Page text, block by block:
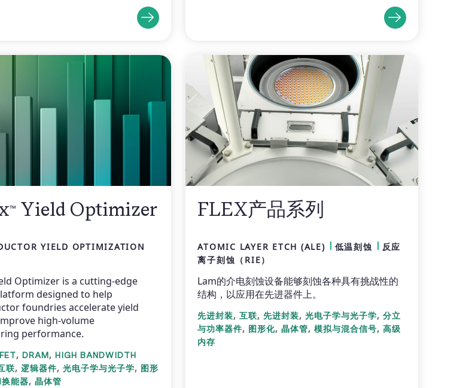
™ Yield Optimizer
YIELD OPTIMIZATION
Optimizer is a cutting-edge
designed to help
foundries accelerate yield
high-volume
performance.
, DRAM, HIGH BANDWIDTH
联, 逻辑器件, 光电子学与光子学, 图形
能器, 晶体管
FLEX产品系列
ATOMIC LAYER ETCH (ALE) 低温刻蚀
反应
离子刻蚀（RIE）
Lam的介电刻蚀设备能够刻蚀各种具有挑战性的
结构，以应用在先进器件上。
先进封装,互联,先进封装,光电子学与光子学,分立
与功率器件, 图形化,晶体管,模拟与混合信号,高级
内存